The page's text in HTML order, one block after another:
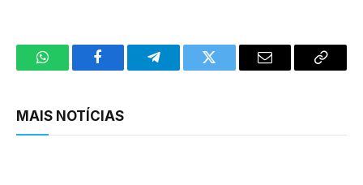
WhatsAppFacebookTelegramTwitter Email
Copy
MAIS NOTÍCIAS